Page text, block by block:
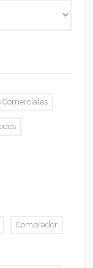
Comerciales
Comprador